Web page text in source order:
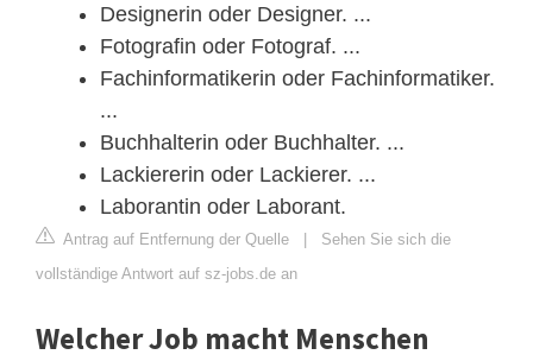
Designerin oder Designer. ...
Fotografin oder Fotograf. ...
Fachinformatikerin oder Fachinformatiker.
...
Buchhalterin oder Buchhalter. ...
Lackiererin oder Lackierer. ...
Laborantin oder Laborant.
Antrag auf Entfernung der Quelle | Sehen Sie sich die
vollständige Antwort auf sz-jobs.de an
Welcher Job macht Menschen